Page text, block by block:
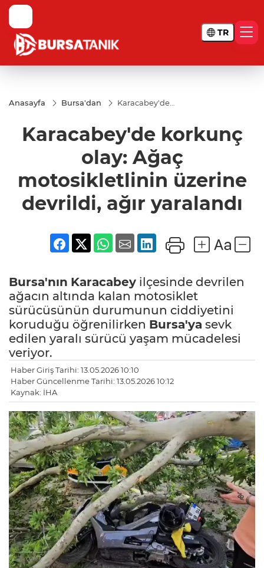
TR
Anasayfa Bursa'dan
Karacabey'de
motosikletlinin
üzerine
devrildi, ağır
yaralandı
Karacabey'de korkunç
olay: Ağaç
motosikletlinin üzerine
devrildi, ağır yaralandı
Bursa'nın Karacabey ilçesinde devrilen
ağacın altında kalan motosiklet
sürücüsünün durumunun ciddiyetini
koruduğu öğrenilirken Bursa'ya sevk
edilen yaralı sürücü yaşam mücadelesi
veriyor.
Haber Giriş Tarihi: 13.05.2026 10:10
Haber Güncellenme Tarihi: 13.05.2026 10:12
Kaynak: İHA